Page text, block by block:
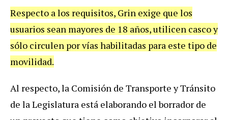
Respecto a los requisitos, Grin exige que los
usuarios sean mayores de 18 años,utilicen cascoy
sólo circulen porvías habilitadas para este tipo de
movilidad.
Al respecto,la Comisión de Transporte yTránsito
de la Legislatura está elaborando el borrador de